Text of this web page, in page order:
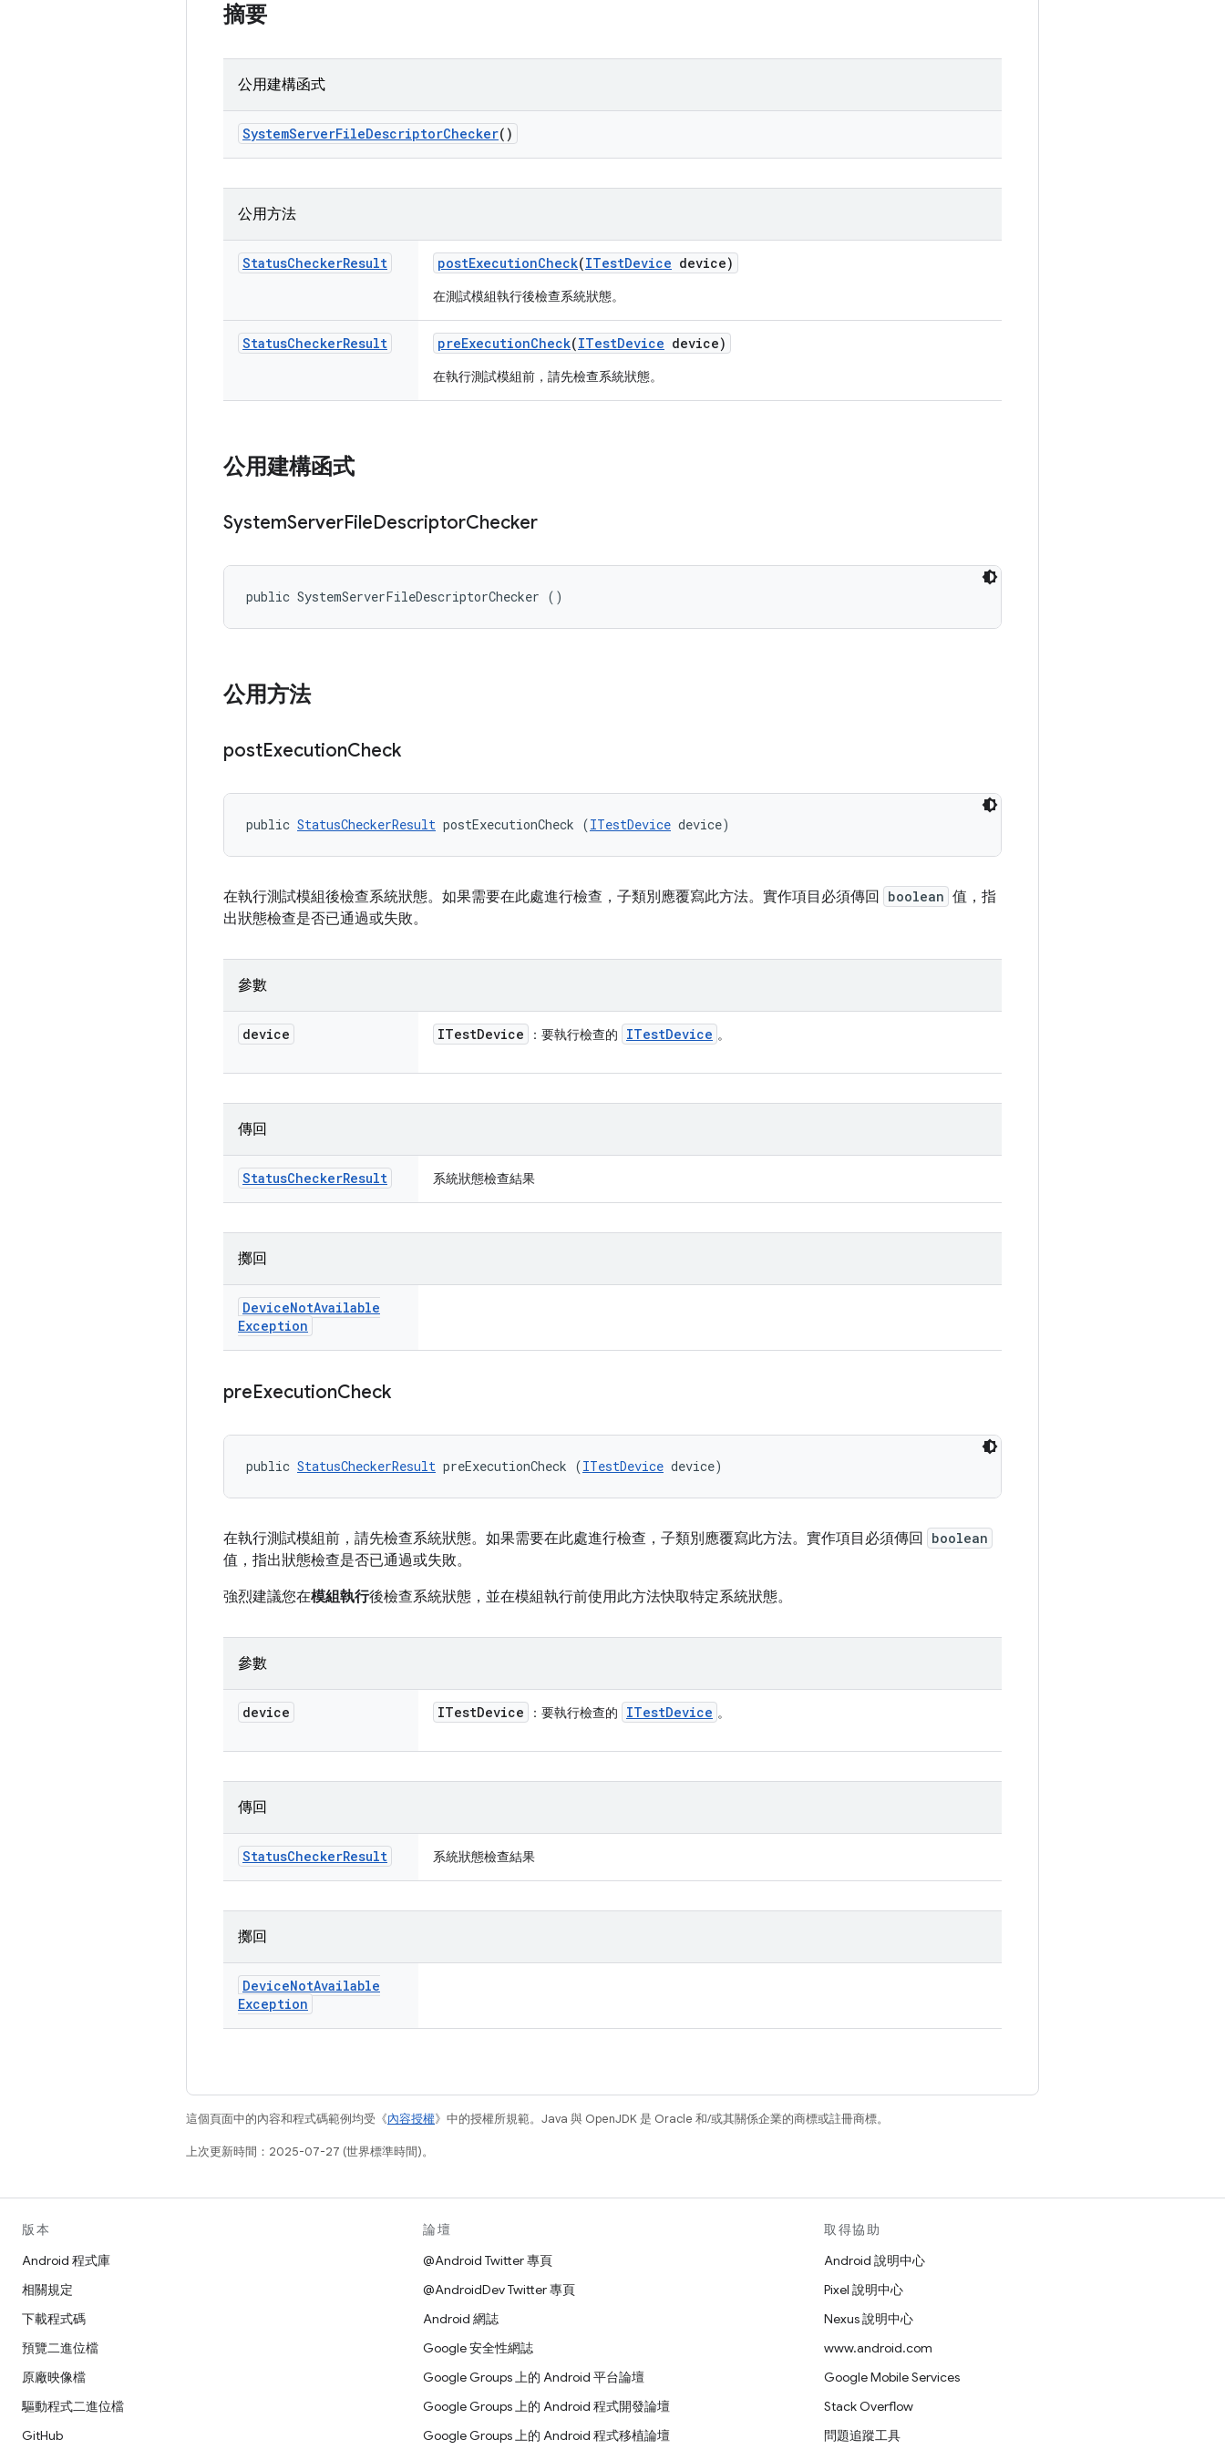
摘要
公用建構函式
SystemServerFileDescriptorChecker()
公用方法
StatusCheckerResult postExecutionCheck(ITestDevice device)
在測試模組執行後檢查系統狀態。
StatusCheckerResult preExecutionCheck(ITestDevice device)
在執行測試模組前，請先檢查系統狀態。
公用建構函式
SystemServerFileDescriptorChecker
public SystemServerFileDescriptorChecker ()
公用方法
postExecutionCheck
public StatusCheckerResult postExecutionCheck (ITestDevice device)
在執行測試模組後檢查系統狀態。如果需要在此處進行檢查，子類別應覆寫此方法。實作項目必須傳回 boolean 值，指
出狀態檢查是否已通過或失敗。
參數
device ITestDevice ：要執行檢查的 ITestDevice 。
傳回
StatusCheckerResult 系統狀態檢查結果
擲回
DeviceNotAvailable
Exception
preExecutionCheck
public StatusCheckerResult preExecutionCheck (ITestDevice device)
在執行測試模組前，請先檢查系統狀態。如果需要在此處進行檢查，子類別應覆寫此方法。實作項目必須傳回 boolean
值，指出狀態檢查是否已通過或失敗。
強烈建議您在模組執行後檢查系統狀態，並在模組執行前使用此方法快取特定系統狀態。
參數
device ITestDevice ：要執行檢查的 ITestDevice 。
傳回
StatusCheckerResult 系統狀態檢查結果
擲回
DeviceNotAvailable
Exception
這個頁面中的內容和程式碼範例均受《內容授權》中的授權所規範。Java 與 OpenJDK 是 Oracle 和/或其關係企業的商標或註冊商標。
上次更新時間：2025-07-27 (世界標準時間)。
版本
Android 程式庫
相關規定
下載程式碼
預覽二進位檔
原廠映像檔
驅動程式二進位檔
GitHub
論壇
@Android Twitter 專頁
@AndroidDev Twitter 專頁
Android 網誌
Google 安全性網誌
Google Groups 上的 Android 平台論壇
Google Groups 上的 Android 程式開發論壇
Google Groups 上的 Android 程式移植論壇
取得協助
Android 說明中心
Pixel 說明中心
Nexus 說明中心
www.android.com
Google Mobile Services
Stack Overflow
問題追蹤工具